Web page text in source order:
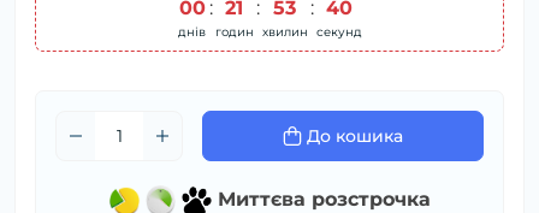
00
днів
: 21
годин
: 53
хвилин
: 40
секунд
До кошика
Миттєва розстрочка